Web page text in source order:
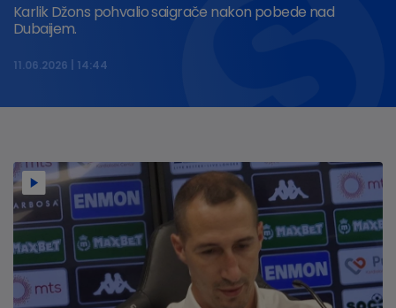
Karlik Džons pohvalio saigrače nakon pobede nad
Dubaijem.
11.06.2026 14:44